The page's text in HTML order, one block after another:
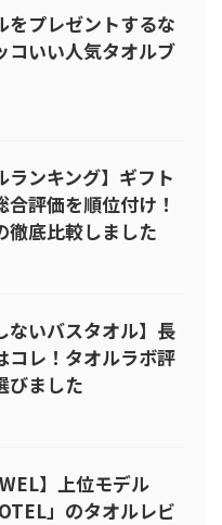
をプレゼントするな
コいい人気タオルブ
ランキング】ギフト
合評価を順位付け！
徹底比較しました
ないバスタオル】長
コレ！タオルラボ評
びました
】上位モデル
」のタオルレビ